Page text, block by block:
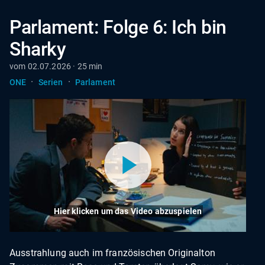
Parlament: Folge 6: Ich bin
Sharky
vom 02.07.2026 · 25 min
ONE · Serien · Parlament
Hier klicken um das Video abzuspielen
Ausstrahlung auch im französischen Originalton